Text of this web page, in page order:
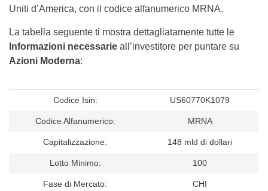
Uniti d’America, con il codice alfanumerico MRNA.
La tabella seguente ti mostra dettagliatamente tutte le
Informazioni necessarie all’investitore per puntare su
Azioni Moderna:
Codice Isin: US60770K1079
Codice Alfanumerico: MRNA
Capitalizzazione: 148 mld di dollari
Lotto Minimo: 100
Fase di Mercato: CHI